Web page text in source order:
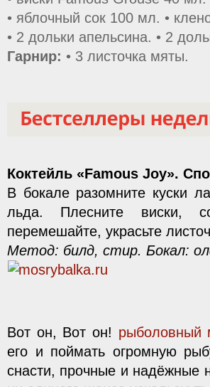
• яблочный сок 100 мл. •
• 2 дольки апельсина. • 2
Гарнир: • 3 листочка мяты.
Коктейль «Famous Joy».
В бокале разомните куски
льда. Плесните виски,
перемешайте, украсьте
Метод: билд, стир. Бокал:
Вот он, Вот он! рыболовный
его и поймать огромную
снасти, прочные и надёжные